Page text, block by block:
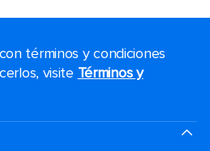
términos y condiciones
visite Términos y